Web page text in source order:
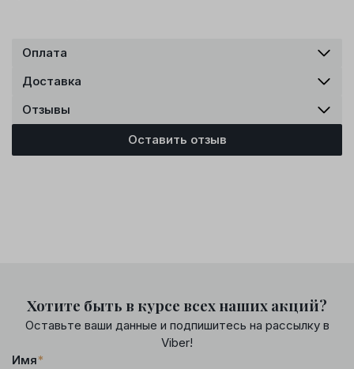
Оплата
Доставка
Отзывы
Оставить отзыв
Хотите быть в курсе всех наших акций?
Оставьте ваши данные и подпишитесь на рассылку в
Viber!
Имя*